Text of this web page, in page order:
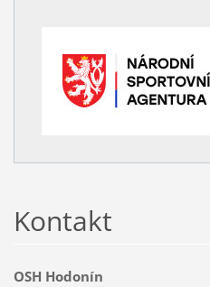
Kontakt
OSH Hodonín